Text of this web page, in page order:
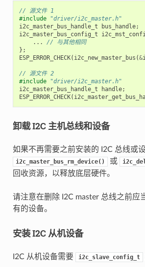
// 源文件 1
#include
"driver/i2c_master.h"
i2c_master_bus_handle_t
bus_handle;
i2c_master_bus_config_t
...
// 与其他相同
};
ESP_ERROR_CHECK( i2c_new_master_bus (&
// 源文件 2
#include
"driver/i2c_master.h"
i2c_master_bus_handle_t
handle;
ESP_ERROR_CHECK(
卸载 I2C 主机总线和设备
如果不再需要之前安装的 I2C 总线或
i2c_master_bus_rm_device() 或
回收资源，以释放底层硬件。
请注意在删除 I2C master 总线之前应
有的设备。
安装 I2C 从机设备
I2C 从机设备需要 i2c_slave_config_t